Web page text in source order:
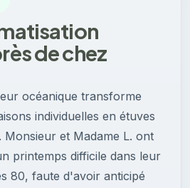
de chez
océanique transforme
individuelles en étuves
Monsieur et Madame L. ont
printemps difficile dans leur
80, faute d'avoir anticipé